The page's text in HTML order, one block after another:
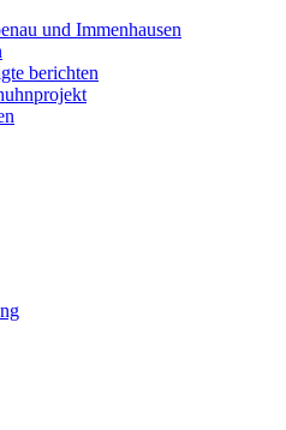
und Immenhausen
berichten